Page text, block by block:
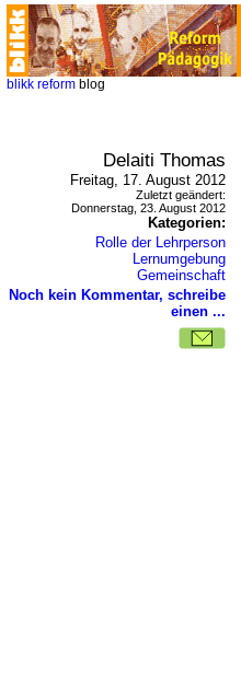
blikk reform blog
Delaiti Thomas
Freitag, 17. August 2012
Zuletzt geändert:
Donnerstag, 23. August 2012
Kategorien:
Rolle der Lehrperson
Lernumgebung
Gemeinschaft
Noch kein Kommentar, schreibe
einen ...